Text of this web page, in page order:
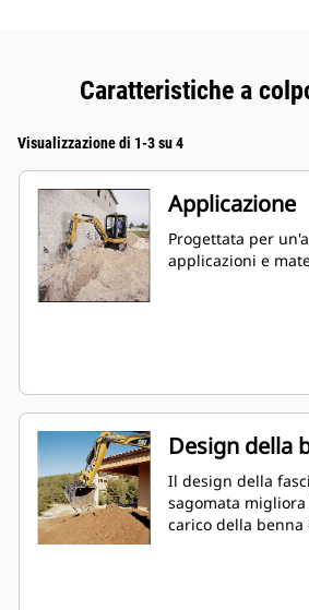
Caratteristiche a
Visualizzazione di 1-3 su 4
Applicazione
Progettata per
applicazioni e
Design della
Il design della
sagomata
carico della